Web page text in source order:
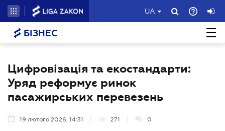
UA
БІЗНЕС
Цифровізація та екостандарти:
Уряд реформує ринок
пасажирських перевезень
19 лютого 2026, 14:31 271 0